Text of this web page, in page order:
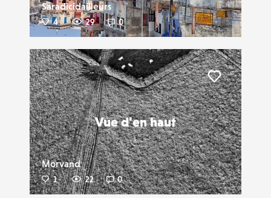
Saradicidailleurs
4 29 0
Vue d'en haut
Morvand
1 22 0
Liker